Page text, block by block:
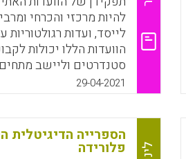
להיות מרכזי והכרחי
לייסד, ועדות
הוועדות הללו יכולות
סטנדרטים וליישב
הקמת הוועדות גורמת
אינו מונח על כתפיהם
בקיאים בתחומי המחקר
הנידונים.
29-04-2021
לינק
הספרייה
פלורידה